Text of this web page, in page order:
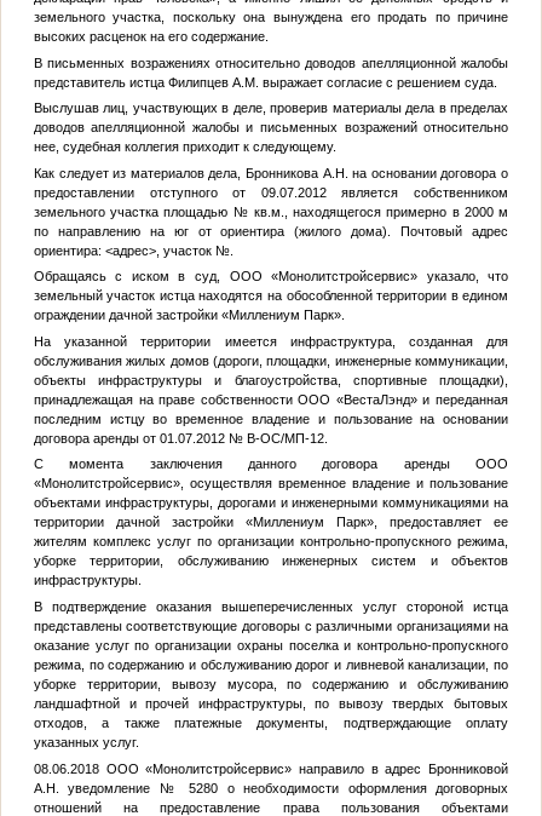
земельного участка, поскольку она вынуждена его продать по причине
высоких расценок на его содержание.
В письменных возражениях относительно доводов апелляционной жалобы
представитель истца Филипцев А.М. выражает согласие с решением суда.
Выслушав лиц, участвующих в деле, проверив материалы дела в пределах
доводов апелляционной жалобы и письменных возражений относительно
нее, судебная коллегия приходит к следующему.
Как следует из материалов дела, Бронникова А.Н. на основании договора о
предоставлении отступного от 09.07.2012 является собственником
земельного участка площадью № кв.м., находящегося примерно в 2000 м
по направлению на юг от ориентира (жилого дома). Почтовый адрес
ориентира: <адрес>, участок №.
Обращаясь с иском в суд, ООО «Монолитстройсервис» указало, что
земельный участок истца находятся на обособленной территории в едином
ограждении дачной застройки «Миллениум Парк».
На указанной территории имеется инфраструктура, созданная для
обслуживания жилых домов (дороги, площадки, инженерные коммуникации,
объекты инфраструктуры и благоустройства, спортивные площадки),
принадлежащая на праве собственности ООО «ВестаЛэнд» и переданная
последним истцу во временное владение и пользование на основании
договора аренды от 01.07.2012 № В-ОС/МП-12.
С момента заключения данного договора аренды ООО
«Монолитстройсервис», осуществляя временное владение и пользование
объектами инфраструктуры, дорогами и инженерными коммуникациями на
территории дачной застройки «Миллениум Парк», предоставляет ее
жителям комплекс услуг по организации контрольно-пропускного режима,
уборке территории, обслуживанию инженерных систем и объектов
инфраструктуры.
В подтверждение оказания вышеперечисленных услуг стороной истца
представлены соответствующие договоры с различными организациями на
оказание услуг по организации охраны поселка и контрольно-пропускного
режима, по содержанию и обслуживанию дорог и ливневой канализации, по
уборке территории, вывозу мусора, по содержанию и обслуживанию
ландшафтной и прочей инфраструктуры, по вывозу твердых бытовых
отходов, а также платежные документы, подтверждающие оплату
указанных услуг.
08.06.2018 ООО «Монолитстройсервис» направило в адрес Бронниковой
А.Н. уведомление № 5280 о необходимости оформления договорных
отношений на предоставление права пользования объектами